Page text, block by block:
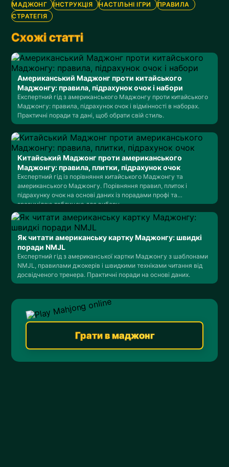
МАДЖОНГ ІНСТРУКЦІЯ НАСТІЛЬНІ ІГРИ
ПРАВИЛА
СТРАТЕГІЯ
Схожі статті
Американський Маджонг проти китайського
Маджонгу: правила, підрахунок очок і набори
Експертний гід з американського Маджонгу проти китайського
Маджонгу: правила, підрахунок очок і відмінності в наборах.
Практичні поради та дані, щоб обрати свій стиль.
Китайський Маджонг проти американського
Маджонгу: правила, плитки, підрахунок очок
Експертний гід із порівняння китайського Маджонгу та
американського Маджонгу. Порівняння правил, плиток і
підрахунку очок на основі даних із порадами профі та
зрозумілою таблицею для вибору.
Як читати американську картку Маджонгу: швидкі
поради NMJL
Експертний гід з американської картки Маджонгу з шаблонами
NMJL, правилами джокерів і швидкими техніками читання від
досвідченого тренера. Практичні поради на основі даних.
Грати в маджонг